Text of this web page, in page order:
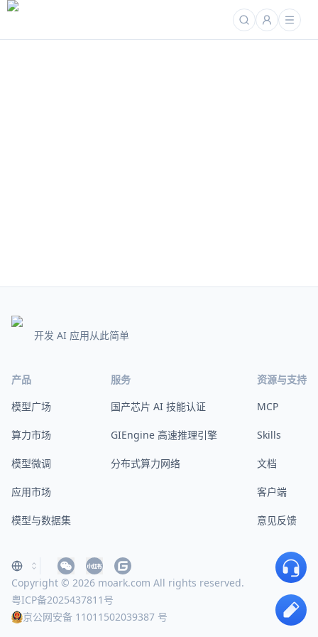
开发 AI 应用从此简单
产品
模型广场
算力市场
模型微调
应用市场
模型与数据集
服务
国产芯片 AI 技能认证
GIEngine 高速推理引擎
分布式算力网络
资源与支持
MCP
Skills
文档
客户端
意见反馈
Copyright © 2026 moark.com All rights reserved.
粤ICP备2025437811号
京公网安备 11011502039387 号